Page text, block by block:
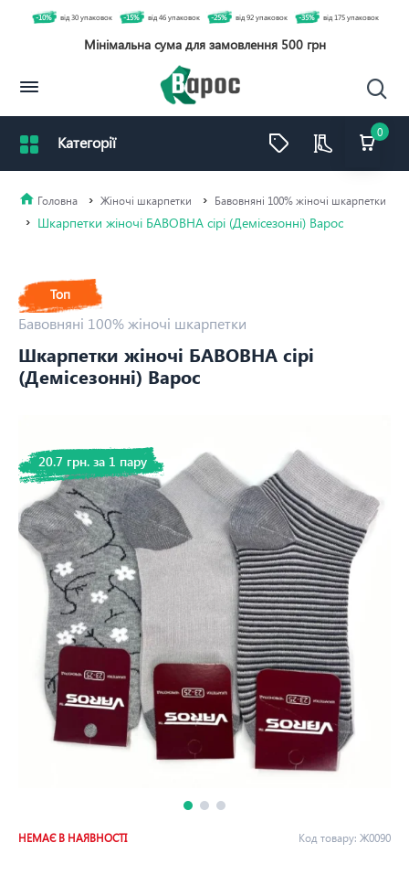
0
-10% від 30 упаковок -15% від 46 упаковок -25% від 92 упаковок -35% від 175 упаковок
Мінімальна сума для замовлення 500 грн
Жіночі шкарпетки Бавовняні 100% жіночі шкарпетки
Шкарпетки жіночі БАВОВНА сірі (Демісезонні) Варос
Топ
Бавовняні 100% жіночі шкарпетки
Шкарпетки жіночі БАВОВНА сірі
(Демісезонні) Варос
20.7 грн. за 1 пару
НЕМАЄ В НАЯВНОСТІ Код товару: Ж0090